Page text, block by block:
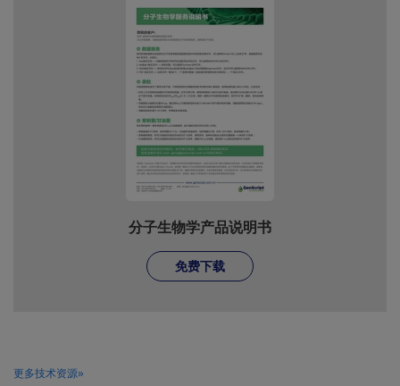
分子生物学产品说明书
免费下载
更多技术资源»